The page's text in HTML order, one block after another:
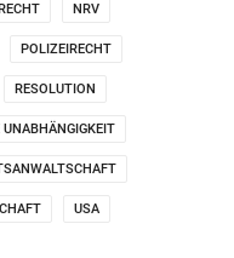
NRV
POLIZEIRECHT
RESOLUTION
USA